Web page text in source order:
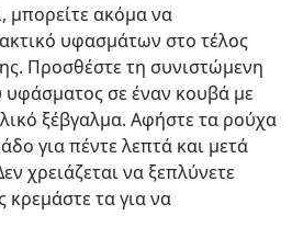
μπορείτε ακόμα να
υφασμάτων στο τέλος
Προσθέστε τη συνιστώμενη
σε έναν κουβά με
ξέβγαλμα. Αφήστε τα ρούχα
για πέντε λεπτά και μετά
χρειάζεται να ξεπλύνετε
τα για να